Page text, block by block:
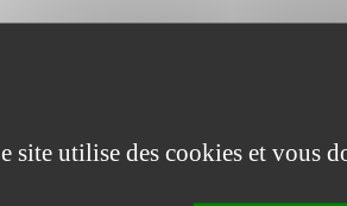
site utilise des cookies et vous